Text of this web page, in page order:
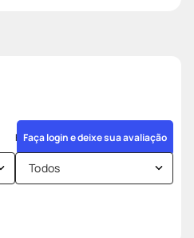
Faça login e deixe sua avaliação
Todos